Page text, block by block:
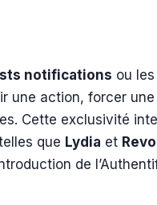
notifications ou les
une action, forcer
Cette exclusivité
que Lydia et
de